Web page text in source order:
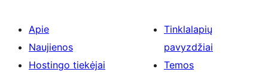
Apie
Naujienos
Hostingo tiekėjai
Tinklalapių
pavyzdžiai
Temos